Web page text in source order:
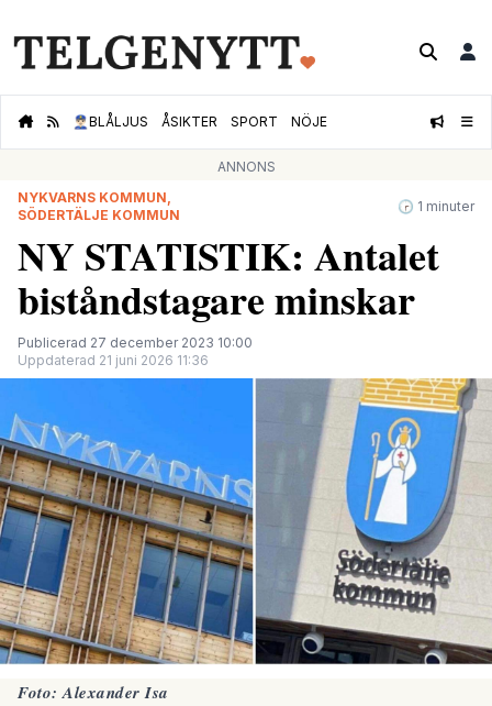
👮🏻‍♂️BLÅLJUS ÅSIKTER SPORT NÖJE
ANNONS
NYKVARNS KOMMUN,
SÖDERTÄLJE KOMMUN
🕝 1 minuter
NY STATISTIK: Antalet
biståndstagare minskar
Publicerad 27 december 2023 10:00
Uppdaterad 21 juni 2026 11:36
Foto: Alexander Isa